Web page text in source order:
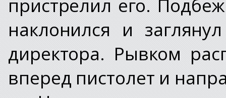
наклонился и
директора. Рывком
вперед пистолет и